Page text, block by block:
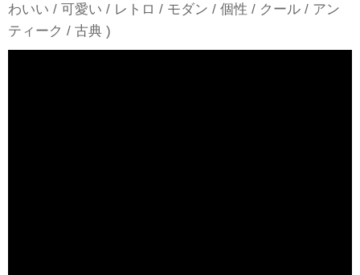
わいい / 可愛い / レトロ / モダン / 個性 / クール / アン
ティーク / 古典 )